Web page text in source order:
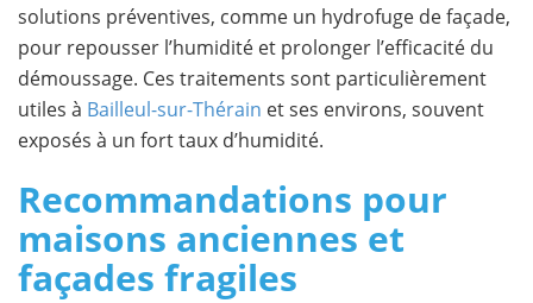
solutions préventives, comme un hydrofuge de façade,
pour repousser l’humidité et prolonger l’efficacité du
démoussage. Ces traitements sont particulièrement
utiles à Bailleul-sur-Thérain et ses environs, souvent
exposés à un fort taux d’humidité.
Recommandations pour
maisons anciennes et
façades fragiles